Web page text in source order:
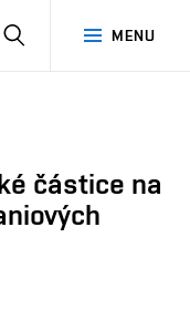
MENU
SEARCH
částice na